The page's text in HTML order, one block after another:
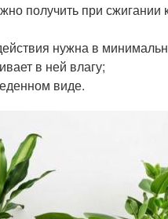
получить при
нужна в
в ней влагу;
виде.